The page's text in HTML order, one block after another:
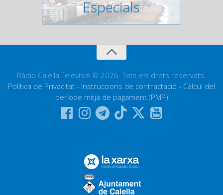
Ràdio Calella Televisió © 2026. Tots els drets reservats.
Política de Privacitat - Instruccions de contractació - Càlcul del
període mitjà de pagament (PMP)